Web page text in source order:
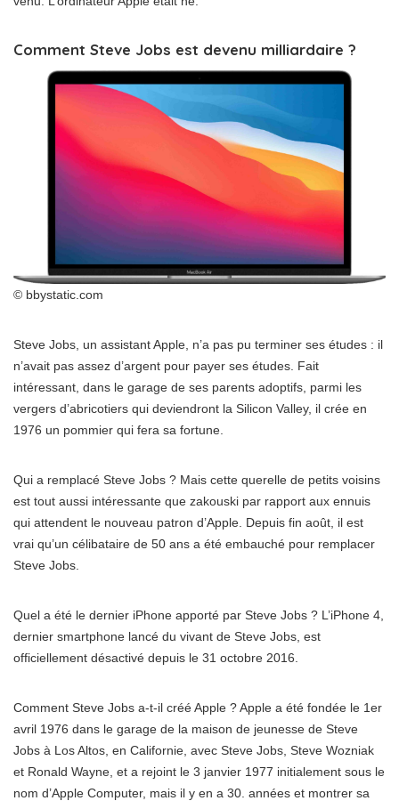
Comment Steve Jobs est devenu milliardaire ?
© bbystatic.com
Steve Jobs, un assistant Apple, n’a pas pu terminer ses études : il
n’avait pas assez d’argent pour payer ses études. Fait
intéressant, dans le garage de ses parents adoptifs, parmi les
vergers d’abricotiers qui deviendront la Silicon Valley, il crée en
1976 un pommier qui fera sa fortune.
Qui a remplacé Steve Jobs ? Mais cette querelle de petits voisins
est tout aussi intéressante que zakouski par rapport aux ennuis
qui attendent le nouveau patron d’Apple. Depuis fin août, il est
vrai qu’un célibataire de 50 ans a été embauché pour remplacer
Steve Jobs.
Quel a été le dernier iPhone apporté par Steve Jobs ? L’iPhone 4,
dernier smartphone lancé du vivant de Steve Jobs, est
officiellement désactivé depuis le 31 octobre 2016.
Comment Steve Jobs a-t-il créé Apple ? Apple a été fondée le 1er
avril 1976 dans le garage de la maison de jeunesse de Steve
Jobs à Los Altos, en Californie, avec Steve Jobs, Steve Wozniak
et Ronald Wayne, et a rejoint le 3 janvier 1977 initialement sous le
nom d’Apple Computer, mais il y en a 30. années et montrer sa